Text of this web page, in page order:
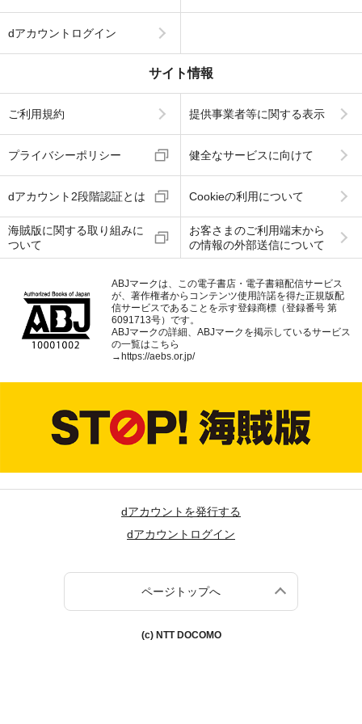
dアカウントログイン
サイト情報
ご利用規約 提供事業者等に関する表示
プライバシーポリシー 健全なサービスに向けて
dアカウント2段階認証とは Cookieの利用について
海賊版に関する取り組みに
ついて
お客さまのご利用端末から
の情報の外部送信について
ABJマークは、この電子書店・電子書籍配信サービス
が、著作権者からコンテンツ使用許諾を得た正規版配
信サービスであることを示す登録商標（登録番号 第
6091713号）です。
ABJマークの詳細、ABJマークを掲示しているサービス
の一覧はこちら
→https://aebs.or.jp/
dアカウントを発行する
dアカウントログイン
ページトップへ
(c) NTT DOCOMO